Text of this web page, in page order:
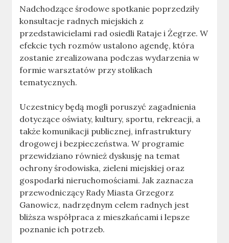
Nadchodzące środowe spotkanie poprzedziły
konsultacje radnych miejskich z
przedstawicielami rad osiedli Rataje i Żegrze. W
efekcie tych rozmów ustalono agendę, która
zostanie zrealizowana podczas wydarzenia w
formie warsztatów przy stolikach
tematycznych.
Uczestnicy będą mogli poruszyć zagadnienia
dotyczące oświaty, kultury, sportu, rekreacji, a
także komunikacji publicznej, infrastruktury
drogowej i bezpieczeństwa. W programie
przewidziano również dyskusję na temat
ochrony środowiska, zieleni miejskiej oraz
gospodarki nieruchomościami. Jak zaznacza
przewodniczący Rady Miasta Grzegorz
Ganowicz, nadrzędnym celem radnych jest
bliższa współpraca z mieszkańcami i lepsze
poznanie ich potrzeb.